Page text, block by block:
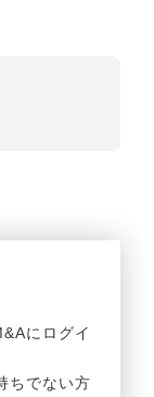
にログイ
ちでない方